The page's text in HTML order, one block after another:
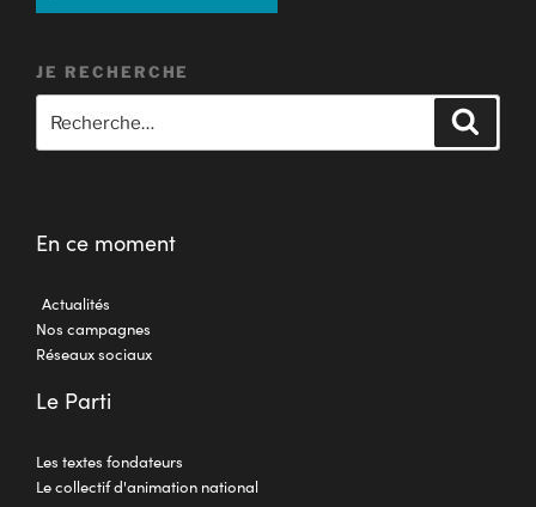
JE RECHERCHE
En ce moment
Actualités
Nos campagnes
Réseaux sociaux
Le Parti
Les textes fondateurs
Le collectif d'animation national